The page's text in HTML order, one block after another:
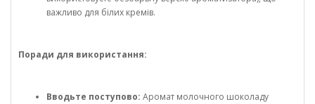
важливо для білих кремів.
Поради для використання:
Вводьте поступово: Аромат молочного шоколаду